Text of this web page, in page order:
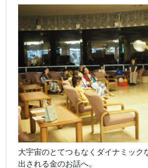
大宇宙のとてつもなくダイナミック
出される金のお話へ。